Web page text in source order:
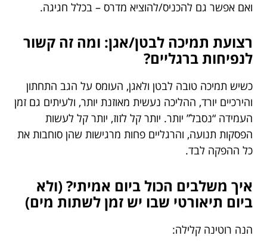
ואם אפשר גם להכניס/להוציא מדרס – בכלל חגיגה.
רצועת תמיכה לבטן/אגן: ומה זה קשור
לנפיחות ברגליים?
כשיש תמיכה טובה לבטן ולאגן, העומס על הגב התחתון
והירכיים יורד, ההליכה נעשית מאוזנת יותר, ולעיתים גם זמן
העמידה “נסבל” יותר. יותר קל לזוז, יותר קל לעשות
הפסקות תנועה, והרגליים פחות מרגישות שהן סוחבות את
כל ההפקה לבד.
איך משלבים הכול ביום אמיתי? (ולא
ביום תיאורטי שבו יש זמן לשתות מים)
הנה רוטינה קלילה: